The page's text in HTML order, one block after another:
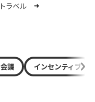
ラベル
会議 インセンティブ